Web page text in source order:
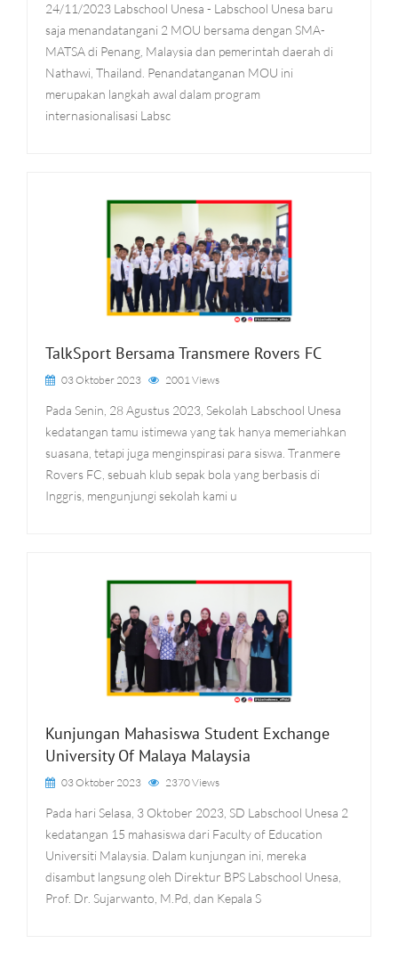
24/11/2023 Labschool Unesa - Labschool Unesa baru
saja menandatangani 2 MOU bersama dengan SMA-
MATSA di Penang, Malaysia dan pemerintah daerah di
Nathawi, Thailand. Penandatanganan MOU ini
merupakan langkah awal dalam program
internasionalisasi Labsc
TalkSport Bersama Transmere Rovers FC
03 Oktober 2023 2001 Views
Pada Senin, 28 Agustus 2023, Sekolah Labschool Unesa
kedatangan tamu istimewa yang tak hanya memeriahkan
suasana, tetapi juga menginspirasi para siswa. Tranmere
Rovers FC, sebuah klub sepak bola yang berbasis di
Inggris, mengunjungi sekolah kami u
Kunjungan Mahasiswa Student Exchange
University Of Malaya Malaysia
03 Oktober 2023 2370 Views
Pada hari Selasa, 3 Oktober 2023, SD Labschool Unesa 2
kedatangan 15 mahasiswa dari Faculty of Education
Universiti Malaysia. Dalam kunjungan ini, mereka
disambut langsung oleh Direktur BPS Labschool Unesa,
Prof. Dr. Sujarwanto, M.Pd, dan Kepala S